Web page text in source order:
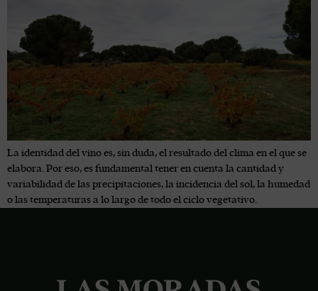
La identidad del vino es, sin duda, el resultado del clima en el que se
elabora. Por eso, es fundamental tener en cuenta la cantidad y
variabilidad de las precipitaciones, la incidencia del sol, la humedad
o las temperaturas a lo largo de todo el ciclo vegetativo.